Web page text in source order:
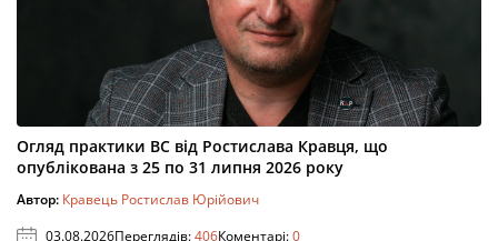
Огляд практики ВС від Ростислава Кравця, що
опублікована з 25 по 31 липня 2026 року
Автор: Кравець Ростислав Юрійович
03.08.2026Переглядів:406Коментарі:0